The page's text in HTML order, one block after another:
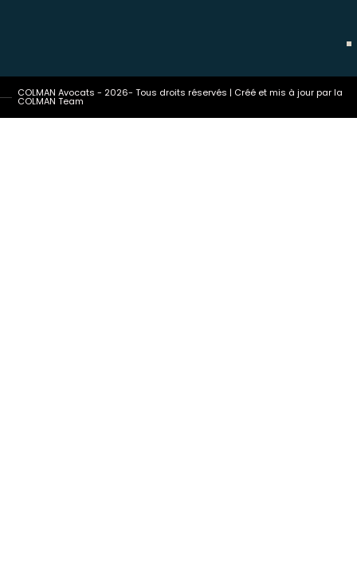
COLMAN Avocats - 2026- Tous droits réservés | Créé et mis à jour par la
COLMAN Team